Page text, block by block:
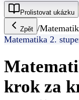
Prolistovat ukázku
Zpět /
Matematika 2.
krok za